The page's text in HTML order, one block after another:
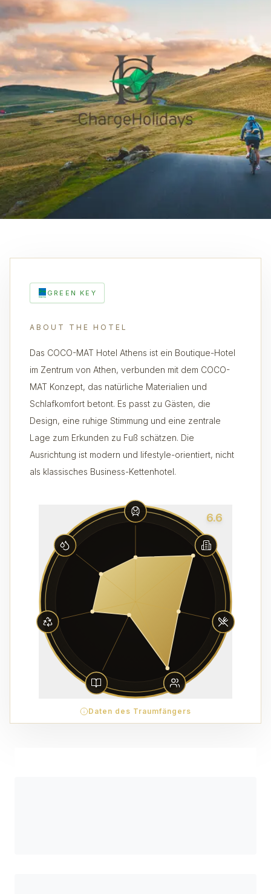
GREEN KEY
ABOUT THE HOTEL
Das COCO-MAT Hotel Athens ist ein Boutique-Hotel
im Zentrum von Athen, verbunden mit dem COCO-
MAT Konzept, das natürliche Materialien und
Schlafkomfort betont. Es passt zu Gästen, die
Design, eine ruhige Stimmung und eine zentrale
Lage zum Erkunden zu Fuß schätzen. Die
Ausrichtung ist modern und lifestyle-orientiert, nicht
als klassisches Business-Kettenhotel.
6.6
Daten des Traumfängers